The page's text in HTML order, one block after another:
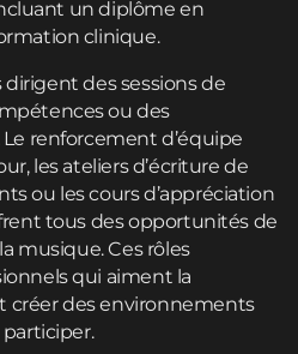
un diplôme en
clinique.
dirigent des sessions de
ou des
renforcement d’équipe
les ateliers d’écriture de
ou les cours d’appréciation
tous des opportunités de
musique. Ces rôles
qui aiment la
créer des environnements